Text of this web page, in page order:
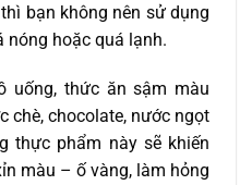
bạn không nên sử dụng
nóng hoặc quá lạnh.
uống, thức ăn sậm màu
chè, chocolate, nước ngọt
thực phẩm này sẽ khiến
màu – ố vàng, làm hỏng